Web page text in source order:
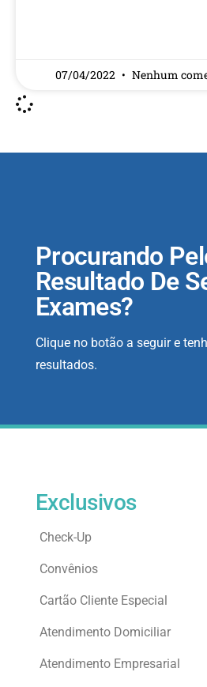
07/04/2022 Nenhum
Procurando
Resultado De
Exames?
Clique no botão a seguir e
resultados.
Exclusivos
Check-Up
Convênios
Cartão Cliente Especial
Atendimento Domiciliar
Atendimento Empresarial